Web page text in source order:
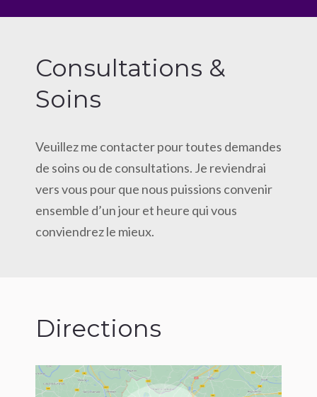
Consultations &
Soins
Veuillez me contacter pour toutes demandes
de soins ou de consultations. Je reviendrai
vers vous pour que nous puissions convenir
ensemble d’un jour et heure qui vous
conviendrez le mieux.
Directions